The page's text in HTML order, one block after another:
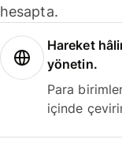
hesapta.
Hareket
yönetin.
Para
içinde